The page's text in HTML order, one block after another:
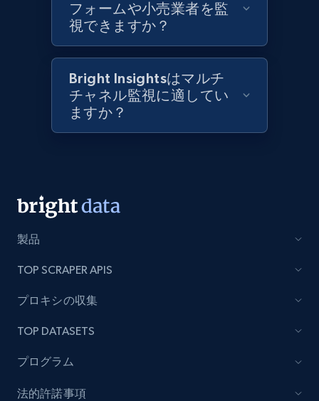
Best Buy products
URL, Product id, Title, Images, Final price,
Currency, Discount, Initial price, and more.
1.1K+ 149+ 今すぐ始める
URL, Product id, Title, Images, Final price,
Lazada - Products
URL, Title, Rating, Reviews, Initial price, Final
price, Currency, Stock, and more.
フォームや小売業者を監
視できますか？
Bright Insightsはマルチ
チャネル監視に適してい
ますか？
製品
TOP SCRAPER APIS
プロキシの収集
TOP DATASETS
プログラム
法的許諾事項